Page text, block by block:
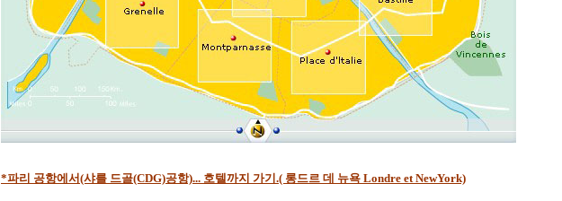
*파리 공항에서(샤를 드골(CDG)공항)... 호텔까지 가기.( 롱드르 데 뉴욕 Londre et NewYork)